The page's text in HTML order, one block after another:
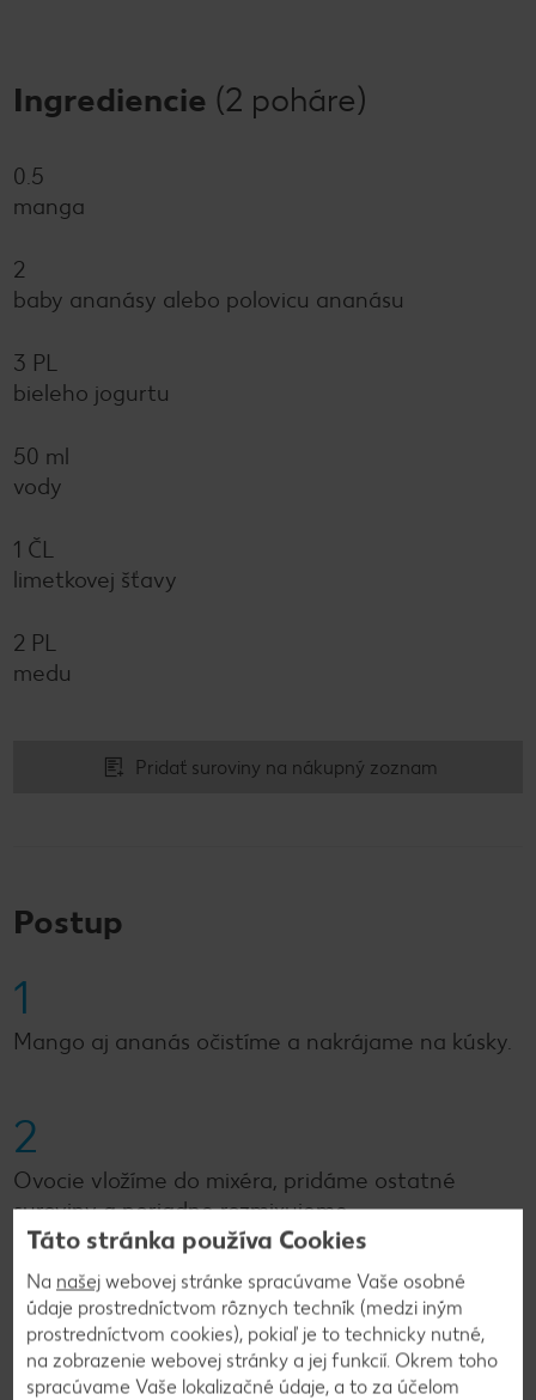
Ingrediencie (2 poháre)
0.5
manga
2
baby ananásy alebo polovicu ananásu
3 PL
bieleho jogurtu
50 ml
vody
1 ČL
limetkovej šťavy
2 PL
medu
Pridať suroviny na nákupný zoznam
Postup
1
Mango aj ananás očistíme a nakrájame na kúsky.
2
Ovocie vložíme do mixéra, pridáme ostatné
suroviny a poriadne rozmixujeme.
3
Smoothie pred podávaním vychladíme.
Táto stránka používa Cookies
Na našej webovej stránke spracúvame Vaše osobné
údaje prostredníctvom rôznych techník (medzi iným
prostredníctvom cookies), pokiaľ je to technicky nutné,
na zobrazenie webovej stránky a jej funkcií. Okrem toho
spracúvame Vaše lokalizačné údaje, a to za účelom